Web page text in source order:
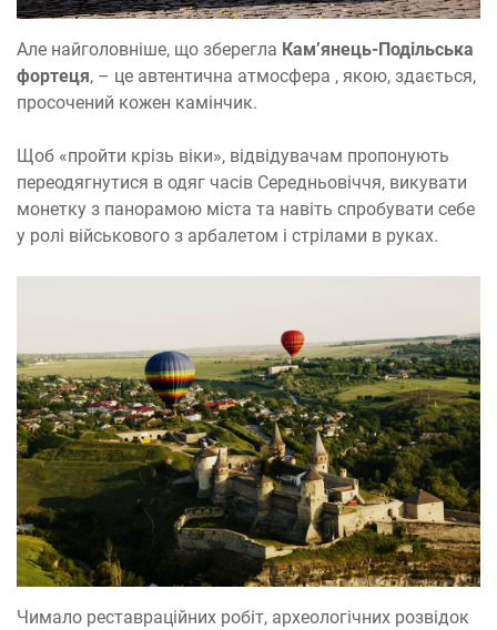
Але найголовніше, що зберегла Кам’янець-Подільська
фортеця, – це автентична атмосфера , якою, здається,
просочений кожен камінчик.
Щоб «пройти крізь віки», відвідувачам пропонують
переодягнутися в одяг часів Середньовіччя, викувати
монетку з панорамою міста та навіть спробувати себе
у ролі військового з арбалетом і стрілами в руках.
Чимало реставраційних робіт, археологічних розвідок